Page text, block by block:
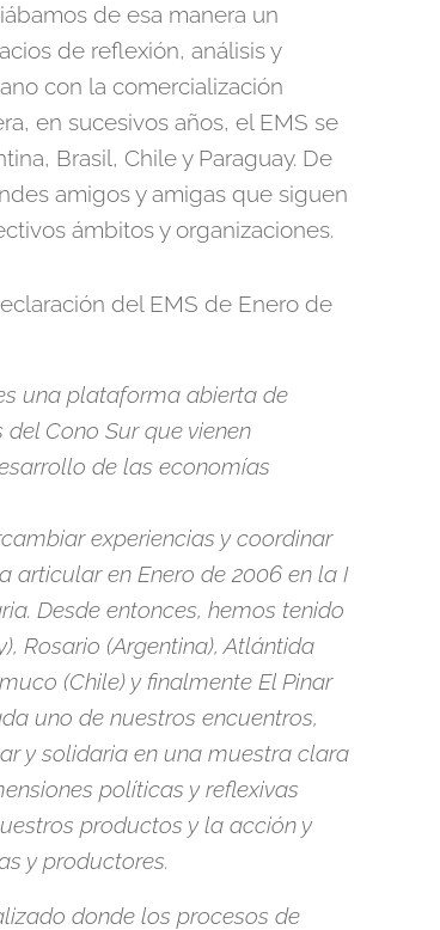
de esa manera un
de reflexión, análisis y
con la comercialización
en sucesivos años, el EMS se
Brasil, Chile y Paraguay. De
amigos y amigas que siguen
ámbitos y organizaciones.
del EMS de Enero de
una plataforma abierta de
Cono Sur que vienen
de las economías
experiencias y coordinar
articular en Enero de 2006 en la I
Desde entonces, hemos tenido
Rosario (Argentina), Atlántida
(Chile) y finalmente El Pinar
uno de nuestros encuentros,
y solidaria en una muestra clara
políticas y reflexivas
productos y la acción y
y productores.
donde los procesos de